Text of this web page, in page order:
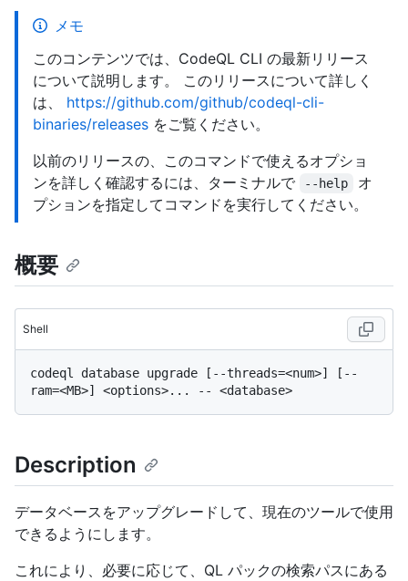
メモ
このコンテンツでは、CodeQL CLI の最新リリース
について説明します。 このリリースについて詳しく
は、 https://github.com/github/codeql-cli-
binaries/releases をご覧ください。
以前のリリースの、このコマンドで使えるオプショ
ンを詳しく確認するには、ターミナルで
--help
オ
プションを指定してコマンドを実行してください。
概要
Shell
codeql database upgrade [--threads=<num>] [--
Description
データベースをアップグレードして、現在のツールで使用
できるようにします。
これにより、必要に応じて、QL パックの検索パスにある